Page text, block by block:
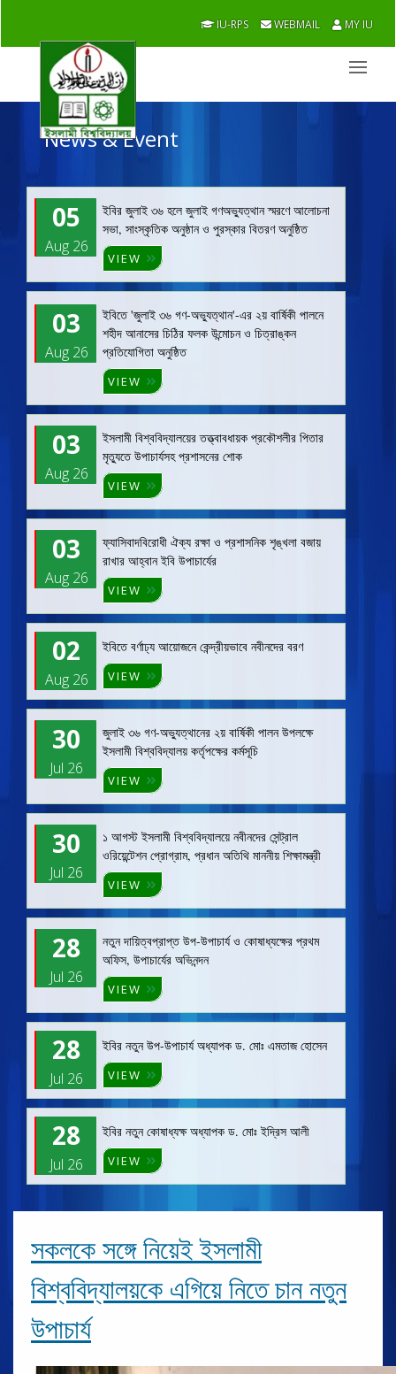
IU-RPS WEBMAIL MY IU
News & Event
05
Aug 26
ইবির জুলাই ৩৬ হলে জুলাই গণঅভ্যুত্থান স্মরণে আলোচনা
সভা, সাংস্কৃতিক অনুষ্ঠান ও পুরস্কার বিতরণ অনুষ্ঠিত
VIEW
03
Aug 26
ইবিতে 'জুলাই ৩৬ গণ-অভ্যুত্থান'-এর ২য় বার্ষিকী পালনে
শহীদ আনাসের চিঠির ফলক উন্মোচন ও চিত্রাঙ্কন
প্রতিযোগিতা অনুষ্ঠিত
VIEW
03
Aug 26
ইসলামী বিশ্ববিদ্যালয়ের তত্ত্বাবধায়ক প্রকৌশলীর পিতার
মৃত্যুতে উপাচার্যসহ প্রশাসনের শোক
VIEW
03
Aug 26
ফ্যাসিবাদবিরোধী ঐক্য রক্ষা ও প্রশাসনিক শৃঙ্খলা বজায়
রাখার আহ্বান ইবি উপাচার্যের
VIEW
02
Aug 26
ইবিতে বর্ণাঢ্য আয়োজনে কেন্দ্রীয়ভাবে নবীনদের বরণ
VIEW
30
Jul 26
জুলাই ৩৬ গণ-অভ্যুত্থানের ২য় বার্ষিকী পালন উপলক্ষে
ইসলামী বিশ্ববিদ্যালয় কর্তৃপক্ষের কর্মসূচি
VIEW
30
Jul 26
১ আগস্ট ইসলামী বিশ্ববিদ্যালয়ে নবীনদের সেন্ট্রাল
ওরিয়েন্টেশন প্রোগ্রাম, প্রধান অতিথি মাননীয় শিক্ষামন্ত্রী
VIEW
28
Jul 26
নতুন দায়িত্বপ্রাপ্ত উপ-উপাচার্য ও কোষাধ্যক্ষের প্রথম
অফিস, উপাচার্যের অভিনন্দন
VIEW
28
Jul 26
ইবির নতুন উপ-উপাচার্য অধ্যাপক ড. মোঃ এমতাজ হোসেন
VIEW
28
Jul 26
ইবির নতুন কোষাধ্যক্ষ অধ্যাপক ড. মোঃ ইদ্রিস আলী
VIEW
সকলকে সঙ্গে নিয়েই ইসলামী
বিশ্ববিদ্যালয়কে এগিয়ে নিতে চান নতুন
উপাচার্য